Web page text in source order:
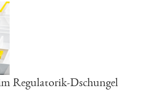
Regulatorik-Dschungel